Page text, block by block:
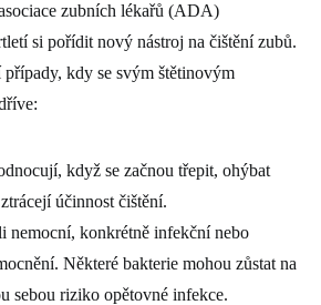
zubních lékařů (ADA)
si pořídit nový nástroj na čištění zubů.
případy, kdy se svým štětinovým
když se začnou třepit, ohýbat
účinnost čištění.
nemocní, konkrétně infekční nebo
Některé bakterie mohou zůstat na
sebou riziko opětovné infekce.